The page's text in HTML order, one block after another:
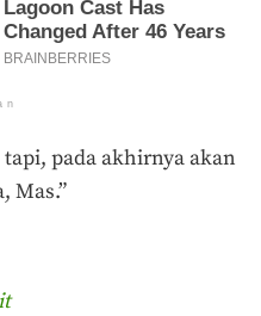
pada akhirnya akan
Mas.”